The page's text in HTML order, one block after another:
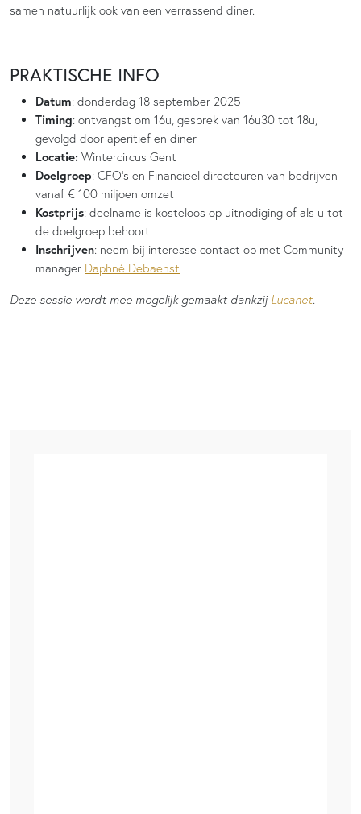
samen natuurlijk ook van een verrassend diner.
PRAKTISCHE INFO
Datum: donderdag 18 september 2025
Timing: ontvangst om 16u, gesprek van 16u30 tot 18u,
gevolgd door aperitief en diner
Locatie: Wintercircus Gent
Doelgroep: CFO’s en Financieel directeuren van bedrijven
vanaf € 100 miljoen omzet
Kostprijs: deelname is kosteloos op uitnodiging of als u tot
de doelgroep behoort
Inschrijven: neem bij interesse contact op met Community
manager Daphné Debaenst
Deze sessie wordt mee mogelijk gemaakt dankzij Lucanet